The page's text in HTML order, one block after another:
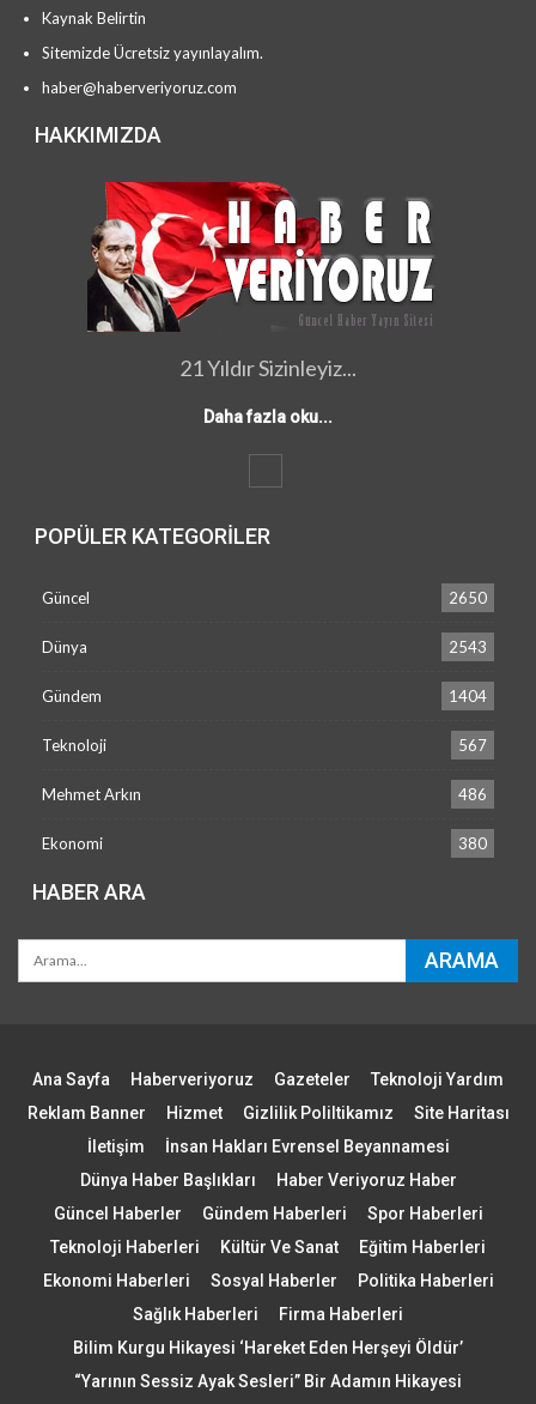
Kaynak Belirtin
Sitemizde Ücretsiz yayınlayalım.
haber@haberveriyoruz.com
HAKKIMIZDA
21 Yıldır Sizinleyiz...
Daha fazla oku...
POPÜLER KATEGORILER
Güncel 2650
Dünya 2543
Gündem 1404
Teknoloji 567
Mehmet Arkın 486
Ekonomi 380
HABER ARA
Ana Sayfa Haberveriyoruz Gazeteler
Teknoloji Yardım
Reklam Banner
Hizmet Gizlilik Poliltikamız
Site Haritası
İletişim
İnsan Hakları Evrensel Beyannamesi
Dünya Haber Başlıkları
Haber Veriyoruz Haber
Güncel Haberler
Gündem Haberleri
Spor Haberleri
Teknoloji Haberleri
Kültür Ve Sanat
Eğitim Haberleri
Ekonomi Haberleri
Sosyal Haberler
Politika Haberleri
Sağlık Haberleri
Firma Haberleri
Bilim Kurgu Hikayesi ‘Hareket Eden Herşeyi Öldür’
“Yarının Sessiz Ayak Sesleri” Bir Adamın Hikayesi